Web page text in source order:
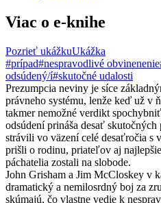
Viac o e-knihe
Pozrieť ukážkuUkážka
#prípad#nespravodlivé obvinenenie
odsúdený/í#skutočné udalosti
Prezumpcia neviny je síce
právneho systému, lenže keď už v
takmer nemožné verdikt
odsúdení prináša desať
strávili vo väzení celé desaťročia s
prišli o rodinu, priateľov aj
páchatelia zostali na slobode.
John Grisham a Jim McCloskey v
dramatický a nemilosrdný boj za
skúmajú, čo vlastne vedie k